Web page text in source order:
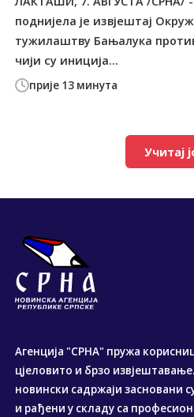
прије 13 минута
поднијела је извјештај
тужилаштву Бањалука
чији су иниција...
Учитај
Агенција "СРНА" пружа
цјеловито и брзо
новински садржаји засновани
и рађени у складу са